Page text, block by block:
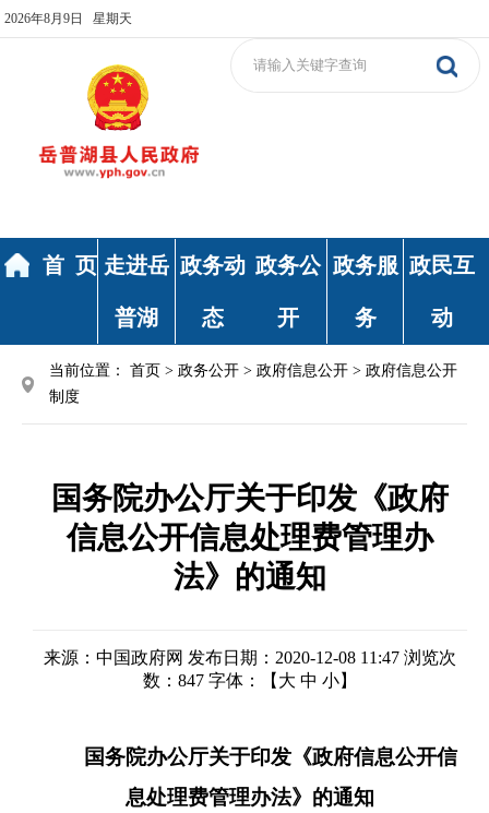
2026年8月9日 星期天
首 页 走进岳
普湖
政务动
态
政务公
开
政务服
务
政民互
动
当前位置： 首页 > 政务公开 > 政府信息公开 > 政府信息公开
制度
国务院办公厅关于印发《政府
信息公开信息处理费管理办
法》的通知
来源：中国政府网 发布日期：2020-12-08 11:47 浏览次
数： 847 字体：【 大 中 小】
国务院办公厅关于印发《政府信息公开信
息处理费管理办法》的通知